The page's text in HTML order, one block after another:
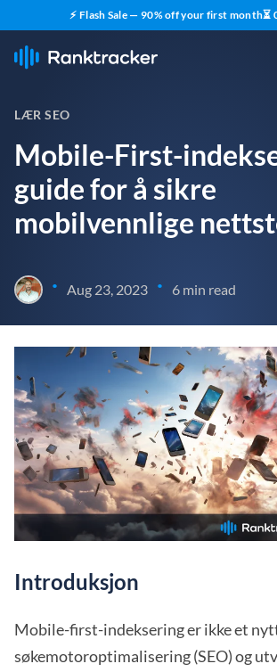
⚡ Flash Sale — 90% off your first month⏳
LÆR SEO
Mobile-First-
guide for å sikre
mobilvennlige
• Aug 23, 2023 • 6 min read
Introduksjon
Mobile-first-indeksering er ikke et
søkemotoroptimalisering (SEO) og